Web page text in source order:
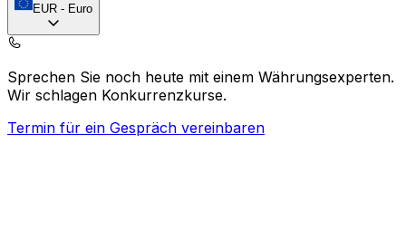
EUR - Euro
Sprechen Sie noch heute mit einem Währungsexperten.
Wir schlagen Konkurrenzkurse.
Termin für ein Gespräch vereinbaren